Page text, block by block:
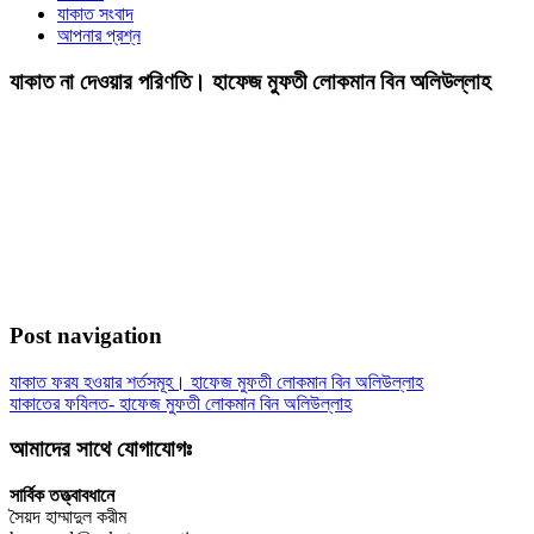
যাকাত সংবাদ
আপনার প্রশ্ন
যাকাত না দেওয়ার পরিণতি। হাফেজ মুফতী লোকমান বিন অলিউল্লাহ
Post navigation
যাকাত ফরয হওয়ার শর্তসমূহ। হাফেজ মুফতী লোকমান বিন অলিউল্লাহ
যাকাতের ফযিলত- হাফেজ মুফতী লোকমান বিন অলিউল্লাহ
আমাদের সাথে যোগাযোগঃ
সার্বিক তত্ত্বাবধানে
সৈয়দ হাম্মাদুল করীম